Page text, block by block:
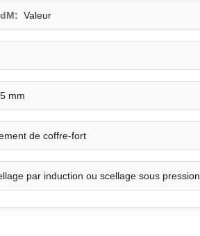
Valeur
mm
de coffre-fort
par induction ou scellage sous pression